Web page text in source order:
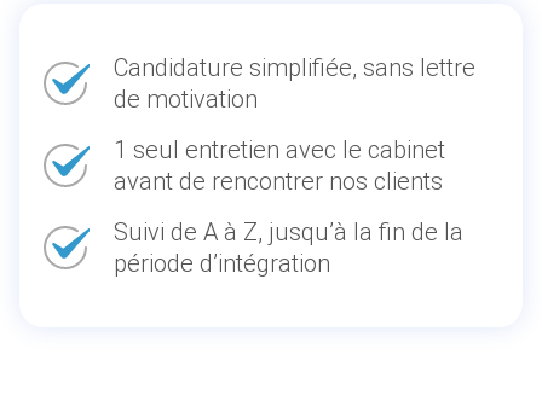
Candidature simplifiée, sans lettre
de motivation
1 seul entretien avec le cabinet
avant de rencontrer nos clients
Suivi de A à Z, jusqu’à la fin de la
période d’intégration